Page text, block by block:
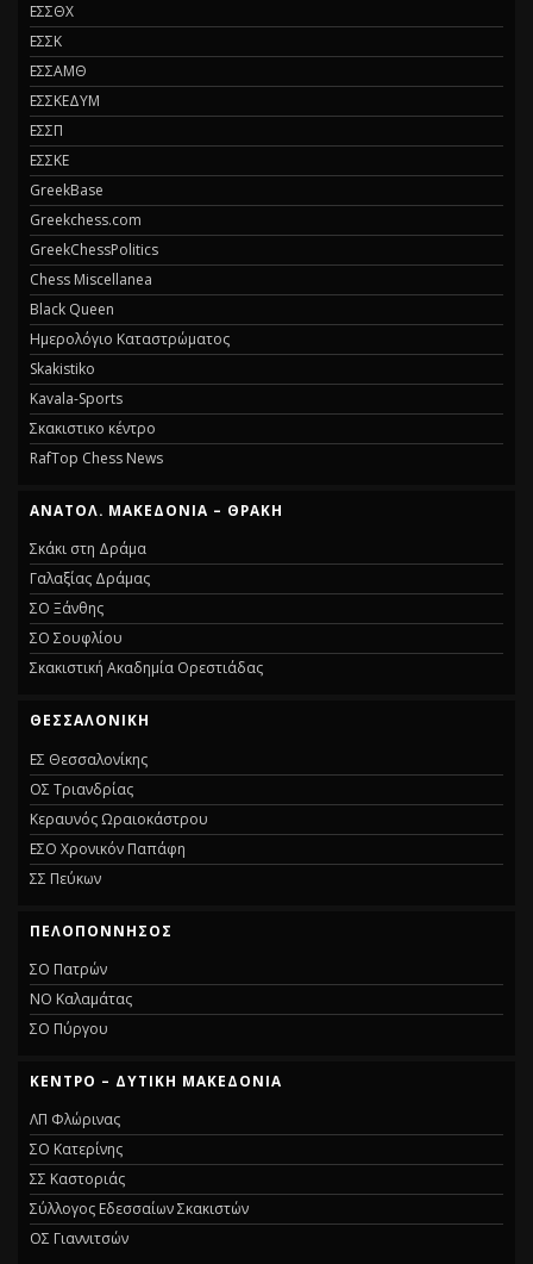
ΕΣΣΘΧ
ΕΣΣΚ
ΕΣΣΑΜΘ
ΕΣΣΚΕΔΥΜ
ΕΣΣΠ
ΕΣΣΚΕ
GreekBase
Greekchess.com
GreekChessPolitics
Chess Miscellanea
Black Queen
Ημερολόγιο Καταστρώματος
Skakistiko
Kavala-Sports
Σκακιστικο κέντρο
RafTop Chess News
ΑΝΑΤΟΛ. ΜΑΚΕΔΟΝΙΑ – ΘΡΑΚΗ
Σκάκι στη Δράμα
Γαλαξίας Δράμας
ΣΟ Ξάνθης
ΣΟ Σουφλίου
Σκακιστική Ακαδημία Ορεστιάδας
ΘΕΣΣΑΛΟΝΙΚΗ
ΕΣ Θεσσαλονίκης
ΟΣ Τριανδρίας
Κεραυνός Ωραιοκάστρου
ΕΣΟ Χρονικόν Παπάφη
ΣΣ Πεύκων
ΠΕΛΟΠΟΝΝΗΣΟΣ
ΣΟ Πατρών
ΝΟ Καλαμάτας
ΣΟ Πύργου
ΚΕΝΤΡΟ – ΔΥΤΙΚΗ ΜΑΚΕΔΟΝΙΑ
ΛΠ Φλώρινας
ΣΟ Κατερίνης
ΣΣ Καστοριάς
Σύλλογος Εδεσσαίων Σκακιστών
ΟΣ Γιαννιτσών